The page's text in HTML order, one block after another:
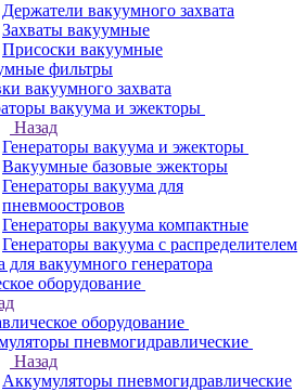
Держатели вакуумного захвата
Захваты вакуумные
Присоски вакуумные
фильтры
вакуумного захвата
вакуума и эжекторы
Назад
Генераторы вакуума и эжекторы
Вакуумные базовые эжекторы
Генераторы вакуума для
пневмоостровов
Генераторы вакуума компактные
Генераторы вакуума с распределителем
для вакуумного генератора
оборудование
оборудование
пневмогидравлические
Назад
Аккумуляторы пневмогидравлические